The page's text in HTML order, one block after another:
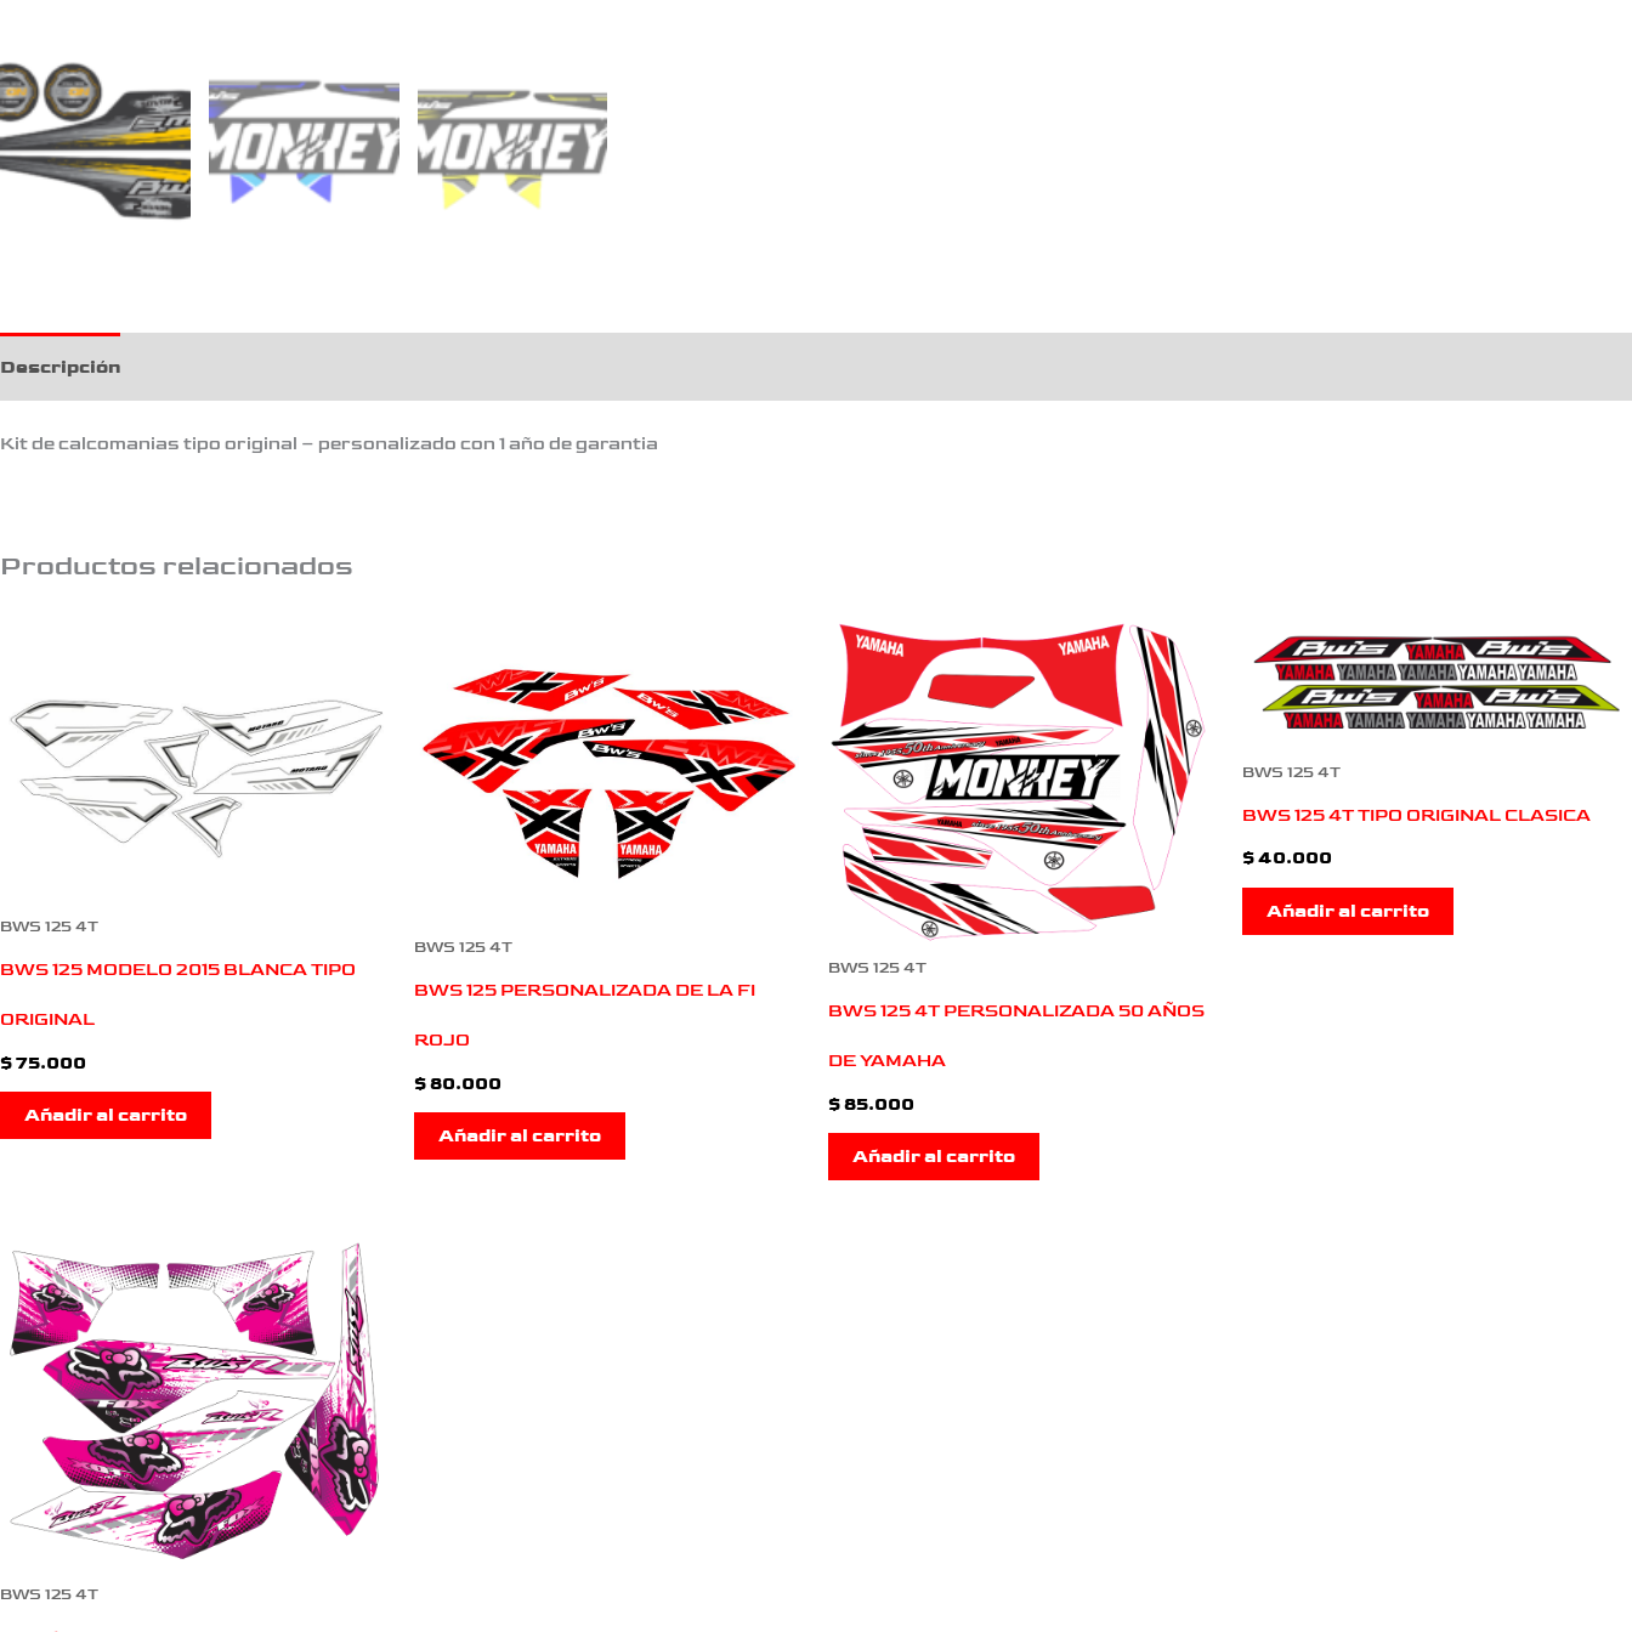
Descripción
Kit de calcomanias tipo original – personalizado con 1 año de garantia
Productos relacionados
BWS 125 4T
BWS 125 MODELO 2015 BLANCA TIPO
ORIGINAL
$75.000
Añadir al carrito
BWS 125 4T
BWS 125 PERSONALIZADA DE LA FI
ROJO
$80.000
Añadir al carrito
BWS 125 4T
BWS 125 4T PERSONALIZADA 50 AÑOS
DE YAMAHA
$85.000
Añadir al carrito
BWS 125 4T
BWS 125 4T TIPO ORIGINAL CLASICA
$40.000
Añadir al carrito
BWS 125 4T